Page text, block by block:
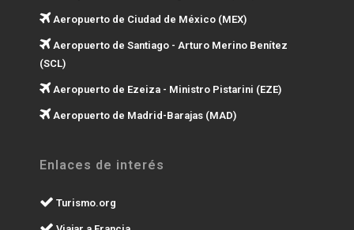
Aeropuerto de Ciudad de México (MEX)
Aeropuerto de Santiago - Arturo Merino Benítez
(SCL)
Aeropuerto de Ezeiza - Ministro Pistarini (EZE)
Aeropuerto de Madrid-Barajas (MAD)
Enlaces de interés
Turismo.org